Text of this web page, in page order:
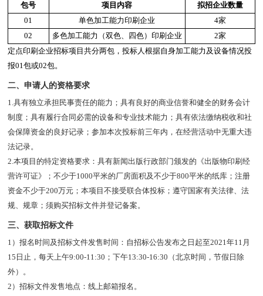
包号
项目内容
拟招企业数量
01
单色加工能力印刷企业 4家
02
多色加工能力（双色、四色）印刷企业 2家
定点印刷企业招标项目共分两包，投标人根据自身加工能力及设备情况投
报01包或02包。
二、申请人的资格要求
1.具有独立承担民事责任的能力；具有良好的商业信誉和健全的财务会计
制度；具有履行合同必需的设备和专业技术能力；具有依法缴纳税收和社
会保障资金的良好记录；参加本次投标前三年内，在经营活动中无重大违
法记录。
2.本项目的特定资格要求：具有新闻出版行政部门颁发的《出版物印刷经
营许可证》；不少于1000平米的厂房面积及不少于800平米的纸库；注册
资金不少于200万元；本项目不接受联合体投标；遵守国家有关法律、法
规、规章；须购买招标文件并登记备案。
三、获取招标文件
1）报名时间及招标文件发售时间：自招标公告发布之日起至2021年11月
15日止，每天上午9:00-11:30；下午13:30-16:30（北京时间，节假日除
外）。
2）招标文件发售地点：线上邮箱报名。